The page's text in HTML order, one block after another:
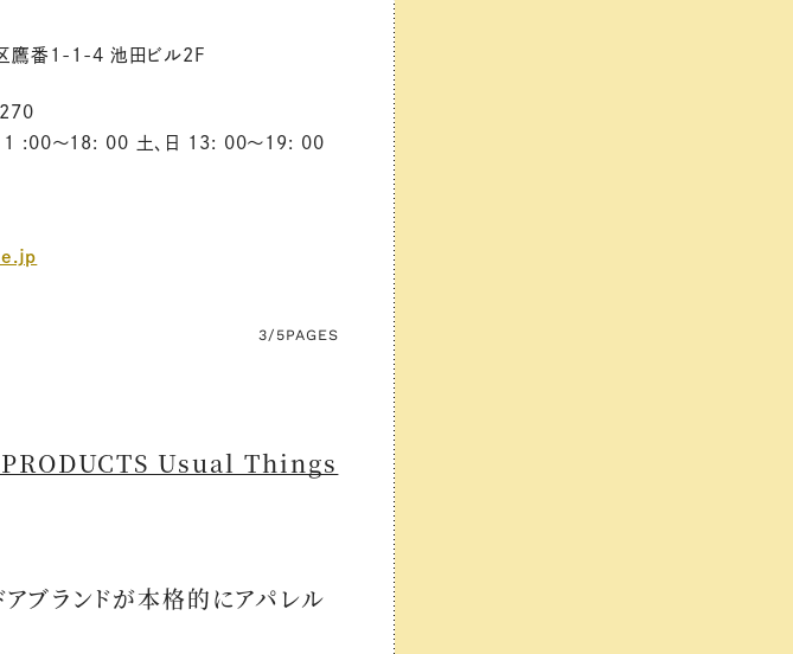
鷹番1-1-4 池田ビル2F
11 :00～18: 00 土、日 13: 00～19: 00
3/5PAGES
Usual Things
アブランドが本格的にアパレル